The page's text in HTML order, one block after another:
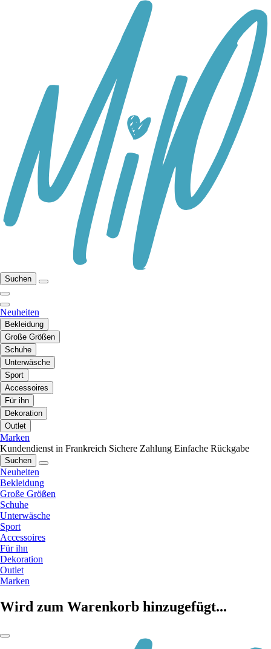
Suchen
Neuheiten
Bekleidung
Große Größen
Schuhe
Unterwäsche
Sport
Accessoires
Für ihn
Dekoration
Outlet
Marken
Kundendienst in Frankreich Sichere Zahlung Einfache Rückgabe
Suchen
Neuheiten
Bekleidung
Große Größen
Schuhe
Unterwäsche
Sport
Accessoires
Für ihn
Dekoration
Outlet
Marken
Wird zum Warenkorb hinzugefügt...